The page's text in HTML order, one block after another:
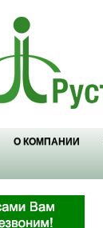
О КОМПАНИИ